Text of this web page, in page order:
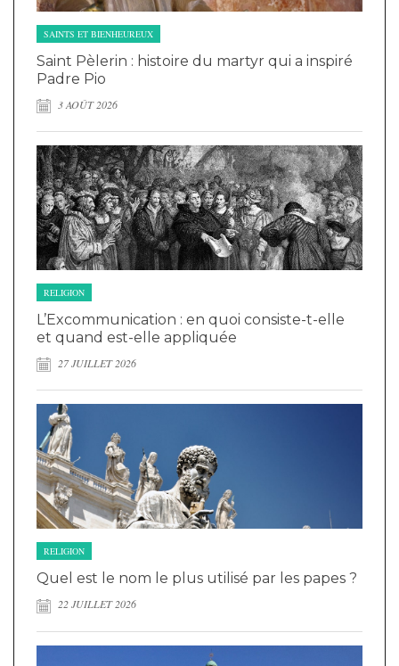
SAINTS ET BIENHEUREUX
Saint Pèlerin : histoire du martyr qui a inspiré
Padre Pio
3 AOÛT 2026
RELIGION
L’Excommunication : en quoi consiste-t-elle
et quand est-elle appliquée
27 JUILLET 2026
RELIGION
Quel est le nom le plus utilisé par les papes ?
22 JUILLET 2026